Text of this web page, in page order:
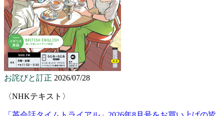
お詫びと訂正 2026/07/28
〈NHKテキスト〉